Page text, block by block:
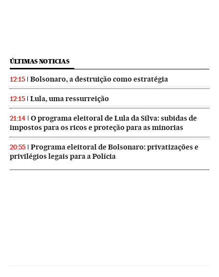
ÚLTIMAS NOTICIAS
12:15 Bolsonaro, a destruição como estratégia
12:15 Lula, uma ressurreição
21:14
O programa eleitoral de Lula da Silva: subidas de
impostos para os ricos e proteção para as minorias
20:55
Programa eleitoral de Bolsonaro: privatizações e
privilégios legais para a Polícia